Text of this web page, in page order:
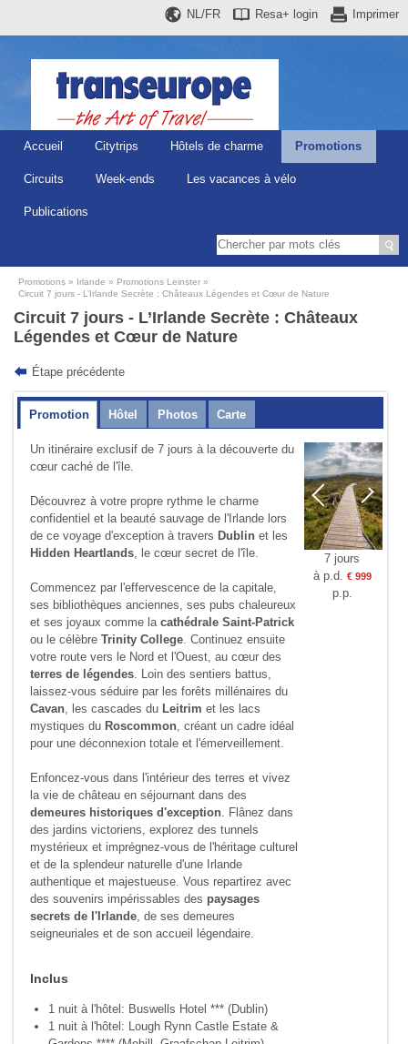
Imprimer
Resa+ login
NL/FR
Accueil Citytrips Hôtels de charme Promotions
Circuits Week-ends Les vacances à vélo
Publications
Promotions Irlande
Promotions Leinster
Circuit 7 jours - L’Irlande Secrète : Châteaux Légendes et Cœur de Nature
Circuit 7 jours - L’Irlande Secrète : Châteaux
Légendes et Cœur de Nature
Étape précédente
Promotion Hôtel Photos Carte
Un itinéraire exclusif de 7 jours à la découverte du
cœur caché de l'île.
Découvrez à votre propre rythme le charme
confidentiel et la beauté sauvage de l'Irlande lors
de ce voyage d'exception à travers Dublin et les
Hidden Heartlands, le cœur secret de l'île.
Commencez par l'effervescence de la capitale,
ses bibliothèques anciennes, ses pubs chaleureux
et ses joyaux comme lacathédrale Saint-Patrick
ou le célèbreTrinity College. Continuez ensuite
votre route vers le Nord et l'Ouest, au cœur des
terres de légendes. Loin des sentiers battus,
laissez-vous séduire par les forêts millénaires du
Cavan, les cascades du Leitrim et les lacs
mystiques du Roscommon, créant un cadre idéal
pour une déconnexion totale et l'émerveillement.
Enfoncez-vous dans l'intérieur des terres et vivez
la vie de château en séjournant dans des
demeures historiques d'exception. Flânez dans
des jardins victoriens, explorez des tunnels
mystérieux et imprégnez-vous de l'héritage culturel
et de la splendeur naturelle d'une Irlande
authentique et majestueuse. Vous repartirez avec
des souvenirs impérissables des paysages
secrets de l'Irlande, de ses demeures
seigneuriales et de son accueil légendaire.
Inclus
1 nuit à l'hôtel: Buswells Hotel *** (Dublin)
1 nuit à l'hôtel: Lough Rynn Castle Estate &
7 jours
à p.d. € 999
p.p.